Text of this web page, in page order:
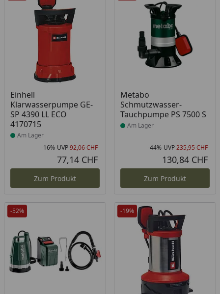
Einhell
Klarwasserpumpe GE-
SP 4390 LL ECO
4170715
Produkt am Lager
Am Lager
Rabatt in Prozent
-16%
Ursprünglicher Preis
UVP92,06 CHF
77,14 CHF
Zum Produkt
Metabo
Schmutzwasser-
Tauchpumpe PS 7500 S
Produkt am Lager
Am Lager
-44% UVP235,95 CHF
130,84 CHF
Zum Produkt
-52% -19%